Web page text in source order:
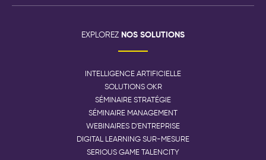
EXPLOREZ NOS SOLUTIONS
INTELLIGENCE ARTIFICIELLE
SOLUTIONS OKR
SÉMINAIRE STRATÉGIE
SÉMINAIRE MANAGEMENT
WEBINAIRES D'ENTREPRISE
DIGITAL LEARNING SUR-MESURE
SERIOUS GAME TALENCITY